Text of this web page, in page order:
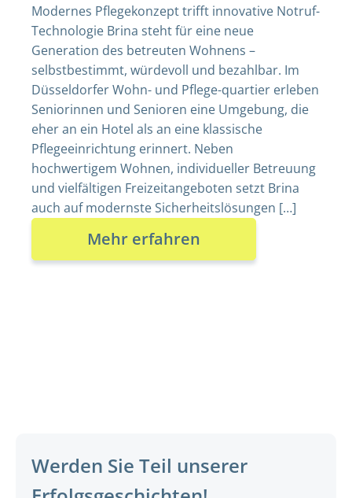
Modernes Pflegekonzept trifft innovative Notruf-
Technologie Brina steht für eine neue
Generation des betreuten Wohnens –
selbstbestimmt, würdevoll und bezahlbar. Im
Düsseldorfer Wohn- und Pflege-quartier erleben
Seniorinnen und Senioren eine Umgebung, die
eher an ein Hotel als an eine klassische
Pflegeeinrichtung erinnert. Neben
hochwertigem Wohnen, individueller Betreuung
und vielfältigen Freizeitangeboten setzt Brina
auch auf modernste Sicherheitslösungen […]
Mehr erfahren
Werden Sie Teil unserer